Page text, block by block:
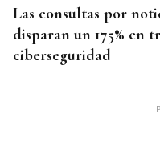
Las consultas por
disparan un 175% en
ciberseguridad